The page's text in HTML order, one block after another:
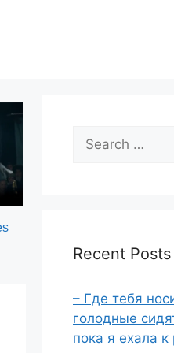
Search
for:
Recent Posts
– Где тебя
голодные
пока я ехала